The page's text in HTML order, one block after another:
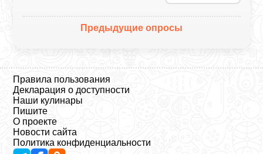
Предыдущие опросы
Правила пользования
Декларация о доступности
Наши кулинары
Пишите
О проекте
Новости сайта
Политика конфиденциальности